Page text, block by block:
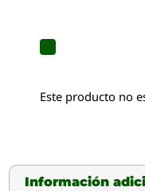
Este producto no
Información